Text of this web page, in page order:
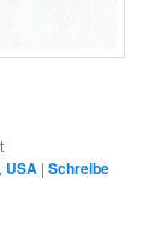
, USA |Schreibe